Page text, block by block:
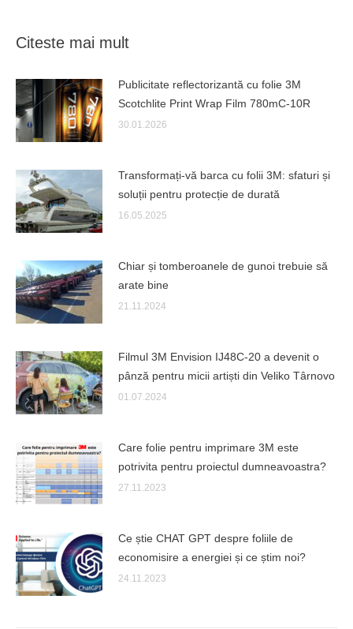
Citeste mai mult
Publicitate reflectorizantă cu folie 3M
Scotchlite Print Wrap Film 780mC-10R
30.01.2026
Transformați-vă barca cu folii 3M: sfaturi și
soluții pentru protecție de durată
16.05.2025
Chiar și tomberoanele de gunoi trebuie să
arate bine
21.11.2024
Filmul 3M Envision IJ48C-20 a devenit o
pânză pentru micii artiști din Veliko Târnovo
01.07.2024
Care folie pentru imprimare 3M este
potrivita pentru proiectul dumneavoastra?
27.11.2023
Ce știe CHAT GPT despre foliile de
economisire a energiei și ce știm noi?
24.11.2023